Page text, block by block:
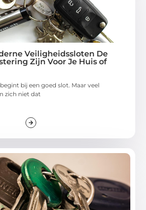
Veiligheidssloten De
Zijn Voor Je Huis of
bij een goed slot. Maar veel
zich niet dat